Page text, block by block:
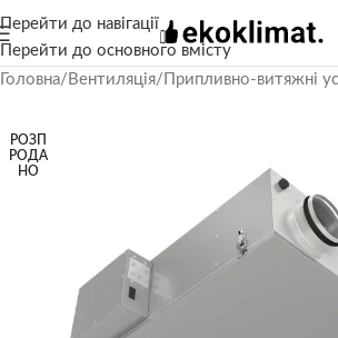
Перейти до навігації
Перейти до основного вмісту
Головна/ Вентиляція/ Припливно-витяжні
РОЗП
РОДА
НО